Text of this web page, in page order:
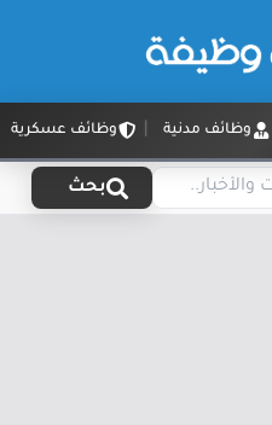
وظائف مدنية وظائف عسكرية
بحث